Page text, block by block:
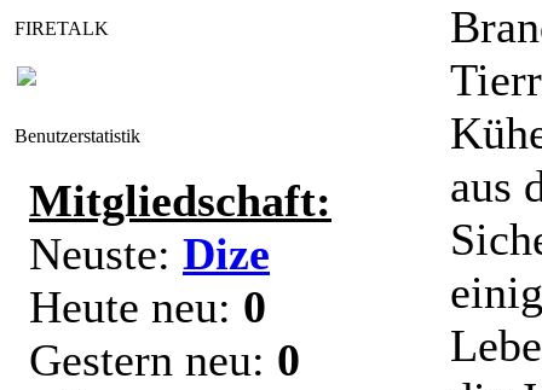
FIRETALK
Benutzerstatistik
Mitgliedschaft:
Neuste: Dize
Heute neu: 0
Gestern neu: 0
aus